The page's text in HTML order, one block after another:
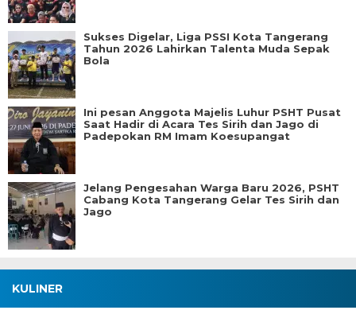
Sukses Digelar, Liga PSSI Kota Tangerang
Tahun 2026 Lahirkan Talenta Muda Sepak
Bola
Ini pesan Anggota Majelis Luhur PSHT Pusat
Saat Hadir di Acara Tes Sirih dan Jago di
Padepokan RM Imam Koesupangat
Jelang Pengesahan Warga Baru 2026, PSHT
Cabang Kota Tangerang Gelar Tes Sirih dan
Jago
KULINER